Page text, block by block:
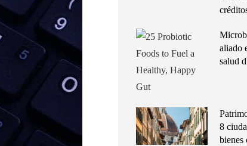
aliado
salud
8
bienes